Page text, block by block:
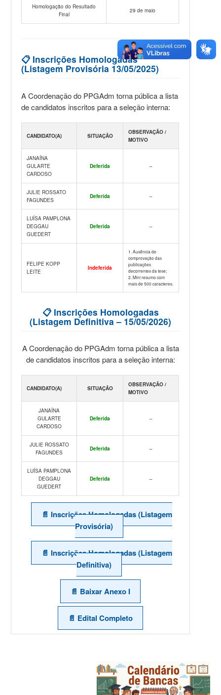
Homologação do Resultado
Final
29 de maio
📋 Inscrições Homologadas
(Listagem Provisória 13/05/2025)
A Coordenação do PPGAdm torna pública a lista
de candidatos inscritos para a seleção interna:
CANDIDATO(A) SITUAÇÃO
OBSERVAÇÃO /
MOTIVO
JANAÍNA
GULARTE
CARDOSO
Deferida –
JULIE ROSSATO
FAGUNDES
Deferida –
LUÍSA PAMPLONA
DEGGAU
GUEDERT
Deferida –
FELIPE KOPP
LEITE
Indeferida
1. Ausência de
comprovação das
publicações
decorrentes da tese;
2. Mini resumo com
mais de 500 caracteres.
📋 Inscrições Homologadas
(Listagem Definitiva – 15/05/2026)
A Coordenação do PPGAdm torna pública a lista
de candidatos inscritos para a seleção interna:
CANDIDATO(A) SITUAÇÃO
OBSERVAÇÃO /
MOTIVO
JANAÍNA
GULARTE
CARDOSO
Deferida –
JULIE ROSSATO
FAGUNDES
Deferida –
LUÍSA PAMPLONA
DEGGAU
GUEDERT
Deferida –
📄 Inscrições Homologadas (Listagem
Provisória)
📄 Inscrições Homologadas (Listagem
Definitiva)
📄 Baixar Anexo I
📄 Edital Completo